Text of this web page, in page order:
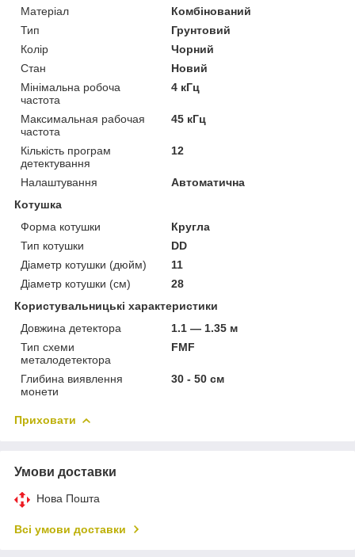
Матеріал
Комбінований
Тип
Грунтовий
Колір
Чорний
Стан
Новий
Мінімальна робоча
частота
4 кГц
Максимальная рабочая
частота
45 кГц
Кількість програм
детектування
12
Налаштування
Автоматична
Котушка
Форма котушки
Кругла
Тип котушки
DD
Діаметр котушки (дюйм)
11
Діаметр котушки (см)
28
Користувальницькі характеристики
Довжина детектора
1.1 — 1.35 м
Тип схеми
металодетектора
FMF
Глибина виявлення
монети
30 - 50 см
Приховати
Умови доставки
Нова Пошта
Всі умови доставки